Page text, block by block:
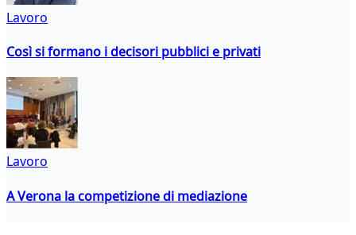
Lavoro
Così si formano i decisori pubblici e privati
Lavoro
A Verona la competizione di mediazione